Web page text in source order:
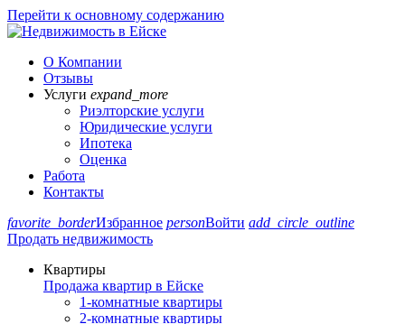
Перейти к основному содержанию
О Компании
Отзывы
Услуги expand_more
Риэлторские услуги
Юридические услуги
Ипотека
Оценка
Работа
Контакты
favorite_borderИзбранное personВойти add_circle_outline
Продать недвижимость
Квартиры
Продажа квартир в Ейске
1-комнатные квартиры
2-комнатные квартиры